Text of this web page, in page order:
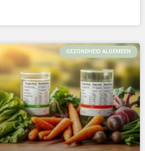
GEZONDHEID ALGEMEEN